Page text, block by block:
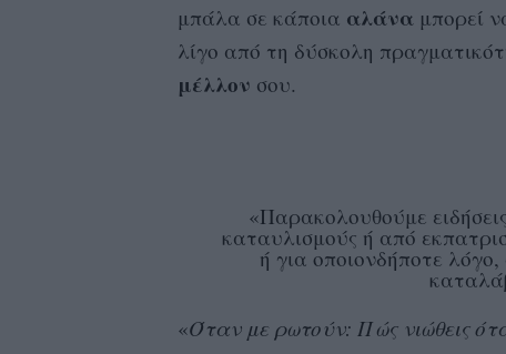
μπάλα σε κάποια αλάναμπορεί
λίγο από τη δύσκολη
μέλλον σου.
«Παρακολουθούμε
καταυλισμούς ή από
ή για οποιονδήποτε
«Όταν με ρωτούν: Πώς νιώθεις